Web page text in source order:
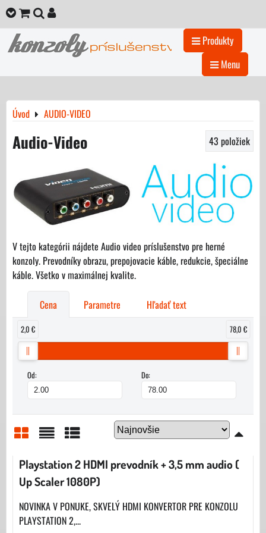
Produkty
Menu
Úvod AUDIO-VIDEO
Audio-Video 43 položiek
V tejto kategórii nájdete Audio video príslušenstvo pre herné
konzoly. Prevodníky obrazu, prepojovacie káble, redukcie, špeciálne
káble. Všetko v maximálnej kvalite.
Cena Parametre Hľadať text
Od: Do:
2,0 € 78,0 €
MriežkaZoznamTabuľka
Playstation 2 HDMI prevodník + 3,5 mm audio (
Up Scaler 1080P)
NOVINKA V PONUKE, SKVELÝ HDMI KONVERTOR PRE KONZOLU
PLAYSTATION 2,...